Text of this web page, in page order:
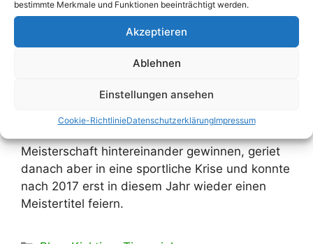
bestimmte Merkmale und Funktionen beeinträchtigt werden.
Akzeptieren
Ablehnen
Einstellungen ansehen
Cookie-RichtlinieDatenschutzerklärungImpressum
In den letzten 20 Jahren gab es nur drei
unterschiedliche Teams, die die Schweizer
Meisterschaft gewinnen konnten. Aber
immerhin gibt es keine Mannschaft, die die Liga
Chance lässt, so wie der FC Bayern München in
der deutschen Bundesliga. Zwar konnte der FC
Meisterschaft hintereinander gewinnen, geriet
danach aber in eine sportliche Krise und konnte
nach 2017 erst in diesem Jahr wieder einen
Meistertitel feiern.